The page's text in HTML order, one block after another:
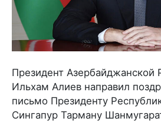
Президент Азербайджанской
Ильхам Алиев направил
письмо Президенту
Сингапур Тарману